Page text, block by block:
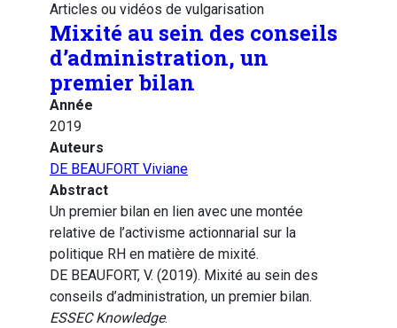
Articles ou vidéos de vulgarisation
Mixité au sein des conseils
d’administration, un
premier bilan
Année
2019
Auteurs
DE BEAUFORT Viviane
Abstract
Un premier bilan en lien avec une montée
relative de l’activisme actionnarial sur la
politique RH en matière de mixité.
DE BEAUFORT, V. (2019). Mixité au sein des
conseils d’administration, un premier bilan.
ESSEC Knowledge.